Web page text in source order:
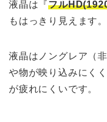
液晶は『フル
もはっきり見えます。
液晶はノングレア（
や物が映り込みにく
が疲れにくいです。